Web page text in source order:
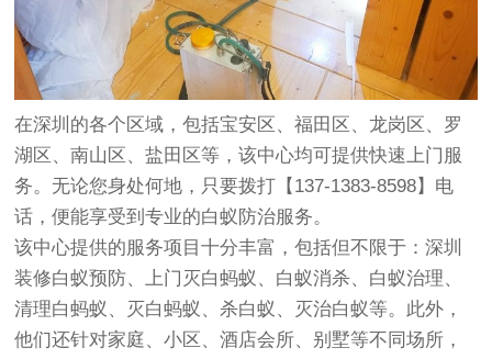
在深圳的各个区域，包括宝安区、福田区、龙岗区、罗
湖区、南山区、盐田区等，该中心均可提供快速上门服
务。无论您身处何地，只要拨打【137-1383-8598】电
话，便能享受到专业的白蚁防治服务。
该中心提供的服务项目十分丰富，包括但不限于：深圳
装修白蚁预防、上门灭白蚂蚁、白蚁消杀、白蚁治理、
清理白蚂蚁、灭白蚂蚁、杀白蚁、灭治白蚁等。此外，
他们还针对家庭、小区、酒店会所、别墅等不同场所，